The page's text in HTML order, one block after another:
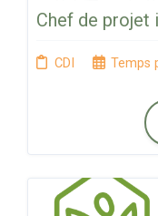
Chef de projet
CDI Temps